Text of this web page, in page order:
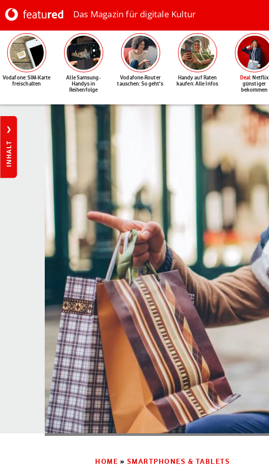
Das Magazin für digitale Kultur
Vodafone: SIM-Karte
freischalten
Alle Samsung-
Handys in
Reihenfolge
Vodafone-Router
tauschen: So geht's
Handy auf Raten
kaufen: Alle Infos
Deal: Netflix
günstiger
bekommen
INHALT
HOME » SMARTPHONES & TABLETS